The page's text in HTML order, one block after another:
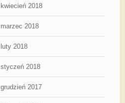
kwiecień 2018
marzec 2018
luty 2018
styczeń 2018
grudzień 2017